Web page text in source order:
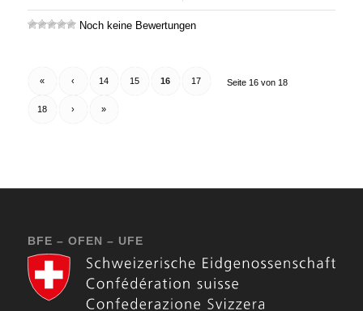
Noch keine Bewertungen
Seite 16 von 18
« ‹ 14 15 16 17
18 › »
BFE – OFEN – UFE